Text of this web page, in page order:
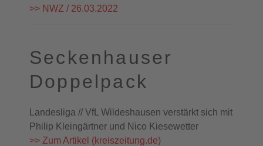
>> NWZ / 26.03.2022
Seckenhauser
Doppelpack
Landesliga // VfL Wildeshausen verstärkt sich mit
Philip Kleingärtner und Nico Kiesewetter
>> Zum Artikel (kreiszeitung.de)